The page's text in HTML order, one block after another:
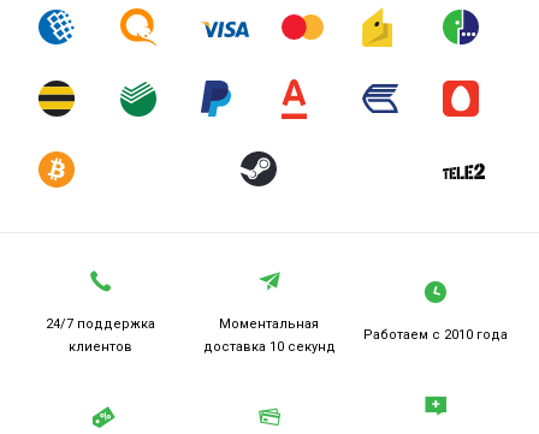
24/7 поддержка
клиентов
Моментальная
доставка 10 секунд
Работаем с 2010 года